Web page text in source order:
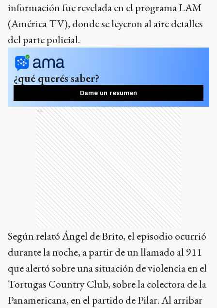
información fue revelada en el programa LAM
(América TV), donde se leyeron al aire detalles
del parte policial.
¿qué querés saber?
Dame un resumen
Ads
Según relató Ángel de Brito, el episodio ocurrió
durante la noche, a partir de un llamado al 911
que alertó sobre una situación de violencia en el
Tortugas Country Club, sobre la colectora de la
Panamericana, en el partido de Pilar. Al arribar